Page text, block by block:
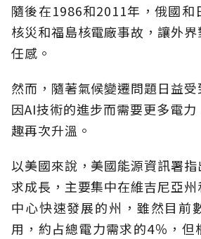
隨後在1986和2011年，俄國和
核災和福島核電廠事故，讓外
任感。
然而，隨著氣候變遷問題日益
因AI技術的進步而需要更多電
趣再次升溫。
以美國來說，美國能源資訊署
求成長，主要集中在維吉尼亞
中心快速發展的州，雖然目前
用，約占總電力需求的4％，但